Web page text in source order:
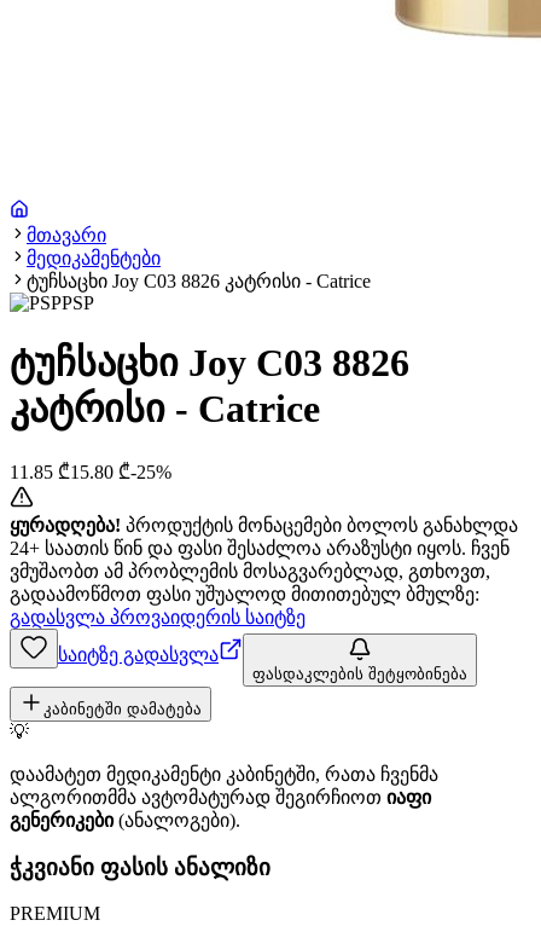
მთავარი
მედიკამენტები
ტუჩსაცხი Joy C03 8826 კატრისი - Catrice
PSP
ტუჩსაცხი Joy C03 8826
კატრისი - Catrice
11.85 ₾15.80 ₾-25%
ყურადღება! პროდუქტის მონაცემები ბოლოს განახლდა
24+ საათის წინ და ფასი შესაძლოა არაზუსტი იყოს. ჩვენ
ვმუშაობთ ამ პრობლემის მოსაგვარებლად, გთხოვთ,
გადაამოწმოთ ფასი უშუალოდ მითითებულ ბმულზე:
გადასვლა პროვაიდერის საიტზე
საიტზე გადასვლა
ფასდაკლების შეტყობინება
კაბინეტში დამატება
💡
დაამატეთ მედიკამენტი კაბინეტში, რათა ჩვენმა
ალგორითმმა ავტომატურად შეგირჩიოთ იაფი
გენერიკები(ანალოგები).
ჭკვიანი ფასის ანალიზი
PREMIUM